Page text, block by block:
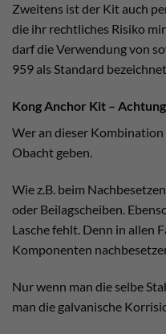
Zweitens ist der Kit auch
die ihr rechtliches Risiko
darf die Verwendung von
959 als Standard
Kong Anchor Kit –
Wer an dieser
Obacht geben.
Wie z.B. beim
oder Beilagscheiben.
Lasche fehlt. Denn in allen
Komponenten
Nur wenn man die selbe
man die galvanische